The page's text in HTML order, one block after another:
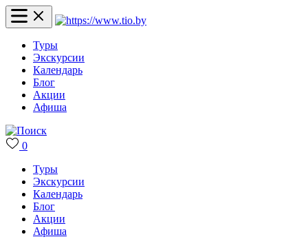
Туры
Экскурсии
Календарь
Блог
Акции
Афиша
0
Туры
Экскурсии
Календарь
Блог
Акции
Афиша